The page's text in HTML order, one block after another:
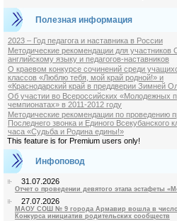
Полезная информация
2023 – Год педагога и наставника в России
Методические рекомендации для участников
английскому языку и педагогов-наставников
О краевом конкурсе сочинений среди
классов «Люблю тебя, мой край родной!» и
«Краснодарский край в преддверии Зимней
Об участии во Всероссийских «Молодежных
чемпионатах» в 2011-2012 году
Методические рекомендации по проведению
Последнего звонка и Единого Всекубанского
часа «Судьба и Родина едины!»
This feature is for Premium users only!
Инфоповод
31.07.2026
Отчет о проведении девятого этапа эстафеты
27.07.2026
МАОУ СОШ № 9 города Армавир вошла в число
Конкурса инициатив родительских сообществ